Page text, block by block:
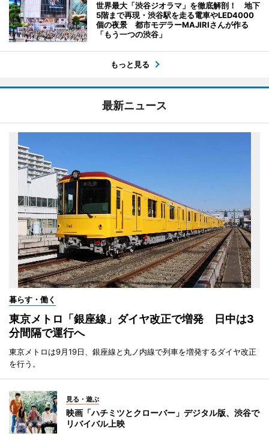
世界最大「渋谷ジオラマ」を徹底解剖！ 地下
5階まで再現・渋谷駅を走る電車やLED4000
個の夜景 都市モデラーMAJIRIさんが作る
「もう一つの渋谷」
もっと見る
最新ニュース
暮らす・働く
東京メトロ「銀座線」ダイヤ改正で増発 日中は3
分間隔で運行へ
東京メトロは9月19日、銀座線と丸ノ内線で列車を増発するダイヤ改正
を行う。
見る・遊ぶ
映画「ハチミツとクローバー」デジタル版、渋谷で
リバイバル上映